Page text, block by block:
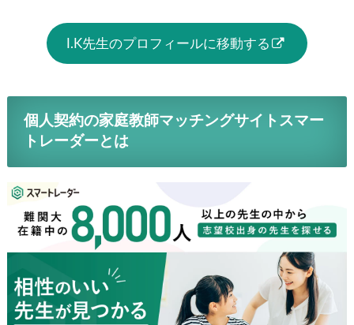
I.K先生のプロフィールに移動する
個人契約の家庭教師マッチングサイトスマー
トレーダーとは